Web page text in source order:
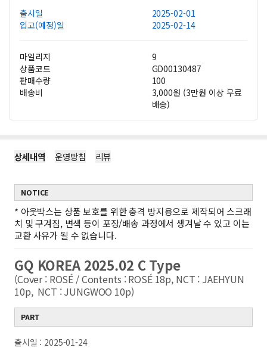
출시일
2025-02-01
입고(예정)일
2025-02-14
마일리지
9
상품코드
GD00130487
판매수량
100
배송비
3,000원 (3만원 이상 무료
배송)
상세내역 운영방침 리뷰
NOTICE
* 아웃박스는 상품 보호를 위한 충격 방지용으로 제작되어 스크래
치 및 구겨짐, 변색 등이 포장/배송 과정에서 생겨날 수 있고 이는
교환 사유가 될 수 없습니다.
GQ KOREA 2025.02 C Type
(Cover : ROSÉ / Contents : ROSÉ 18p, NCT : JAEHYUN
10p, NCT : JUNGWOO 10p)
PART
출시일 : 2025-01-24